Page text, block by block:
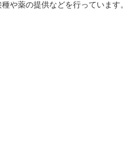
や薬の提供などを行っています。